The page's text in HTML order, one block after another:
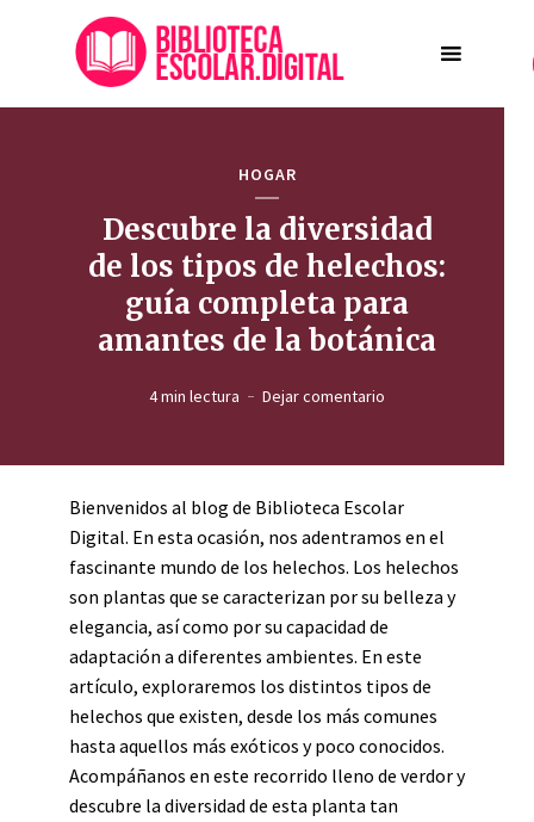
HOGAR
Descubre la diversidad
de los tipos de helechos:
guía completa para
amantes de la botánica
4 min lectura Dejar comentario
Bienvenidos al blog de Biblioteca Escolar
Digital. En esta ocasión, nos adentramos en el
fascinante mundo de los helechos. Los helechos
son plantas que se caracterizan por su belleza y
elegancia, así como por su capacidad de
adaptación a diferentes ambientes. En este
artículo, exploraremos los distintos tipos de
helechos que existen, desde los más comunes
hasta aquellos más exóticos y poco conocidos.
Acompáñanos en este recorrido lleno de verdor y
descubre la diversidad de esta planta tan